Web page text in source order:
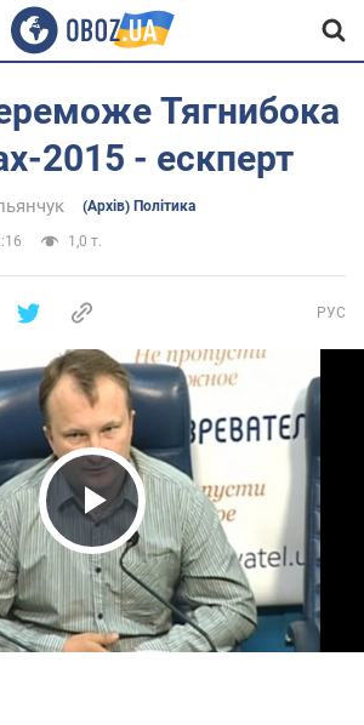
Тягнибока
2015 - ескперт
(Архів) Політика
1,0 т.
РУС
Play Video